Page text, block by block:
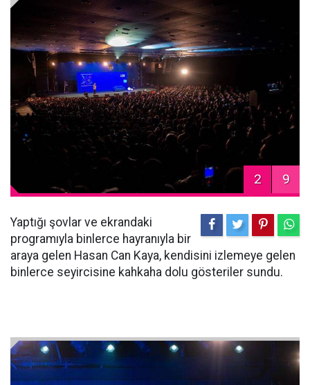
2 9
Yaptığı şovlar ve ekrandaki
programıyla binlerce hayranıyla bir
araya gelen Hasan Can Kaya, kendisini izlemeye gelen
binlerce seyircisine kahkaha dolu gösteriler sundu.